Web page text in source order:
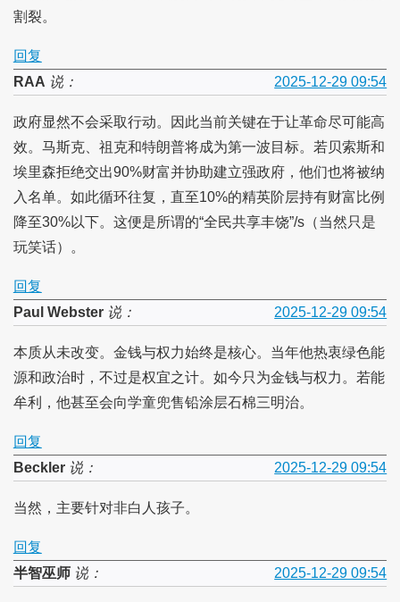
割裂。
回复
RAA 说： 2025-12-29 09:54
政府显然不会采取行动。因此当前关键在于让革命尽可能高
效。马斯克、祖克和特朗普将成为第一波目标。若贝索斯和
埃里森拒绝交出90%财富并协助建立强政府，他们也将被纳
入名单。如此循环往复，直至10%的精英阶层持有财富比例
降至30%以下。这便是所谓的“全民共享丰饶”/s（当然只是
玩笑话）。
回复
Paul Webster说： 2025-12-29 09:54
本质从未改变。金钱与权力始终是核心。当年他热衷绿色能
源和政治时，不过是权宜之计。如今只为金钱与权力。若能
牟利，他甚至会向学童兜售铅涂层石棉三明治。
回复
Beckler说： 2025-12-29 09:54
当然，主要针对非白人孩子。
回复
半智巫师说： 2025-12-29 09:54